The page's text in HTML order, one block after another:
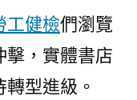
工健檢們瀏覽
擊，實體書店
型進級。